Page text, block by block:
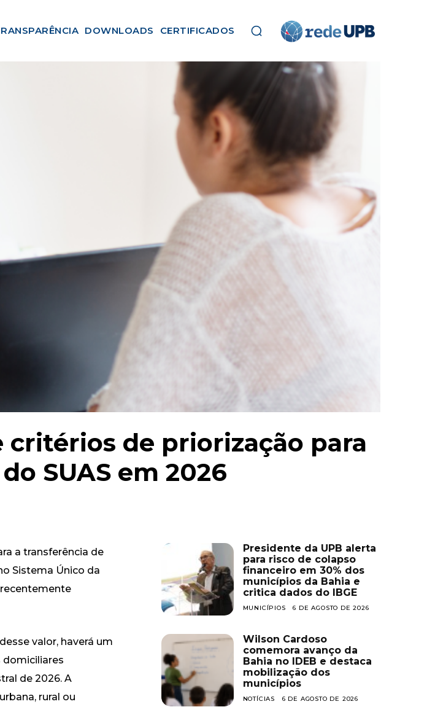
DOWNLOADS CERTIFICADOS
critérios de priorização para
SUAS em 2026
a transferência de
Sistema Único da
valor, haverá um
domiciliares
de 2026. A
rural ou
Presidente da UPB alerta
para risco de colapso
financeiro em 30% dos
municípios da Bahia e
critica dados do IBGE
MUNICÍPIOS 6 DE AGOSTO DE 2026
Wilson Cardoso
comemora avanço da
Bahia no IDEB e destaca
mobilização dos
municípios
NOTÍCIAS 6 DE AGOSTO DE 2026